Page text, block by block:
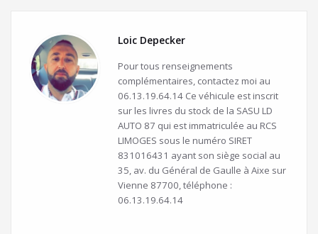
Loic Depecker
Pour tous renseignements
complémentaires, contactez moi au
06.13.19.64.14 Ce véhicule est inscrit
sur les livres du stock de la SASU LD
AUTO 87 qui est immatriculée au RCS
LIMOGES sous le numéro SIRET
831016431 ayant son siège social au
35, av. du Général de Gaulle à Aixe sur
Vienne 87700, téléphone :
06.13.19.64.14